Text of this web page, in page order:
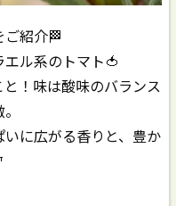
紹介🏁
ル系のトマト🍅
！味は酸味のバランス
に広がる香りと、豊か